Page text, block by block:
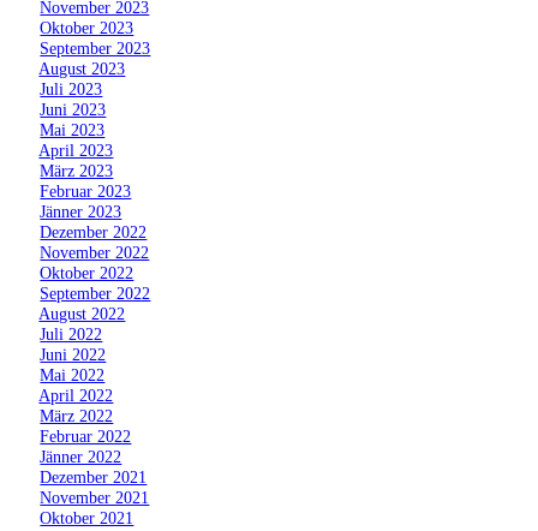
»November 2023
»Oktober 2023
September 2023
August 2023
»Juli 2023
»Juni 2023
»Mai 2023
April 2023
»März 2023
»Februar 2023
»Jänner 2023
»Dezember 2022
»November 2022
»Oktober 2022
September 2022
August 2022
»Juli 2022
»Juni 2022
»Mai 2022
April 2022
»März 2022
»Februar 2022
»Jänner 2022
»Dezember 2021
»November 2021
»Oktober 2021